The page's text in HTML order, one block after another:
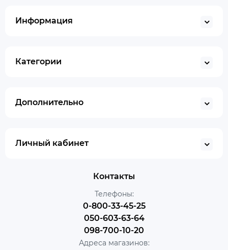
Информация
Категории
Дополнительно
Личный кабинет
Контакты
Телефоны:
0-800-33-45-25
050-603-63-64
098-700-10-20
Адреса магазинов: